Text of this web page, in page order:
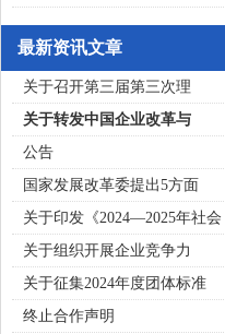
最新资讯文章
关于召开第三届第三次理
关于转发中国企业改革与
公告
国家发展改革委提出5方面
关于印发《2024—2025年社会
关于组织开展企业竞争力
关于征集2024年度团体标准
终止合作声明